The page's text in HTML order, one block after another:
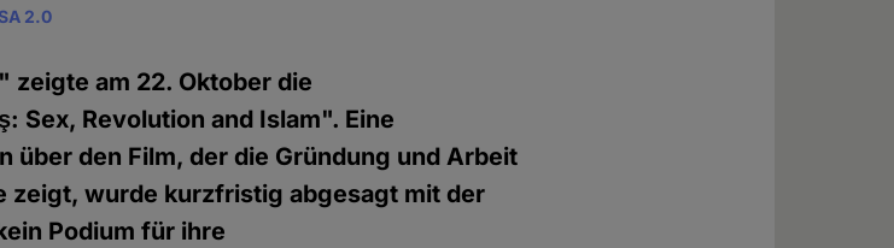
2.0
zeigte am 22. Oktober die
Sex, Revolution and Islam". Eine
über den Film, der die Gründung und Arbeit
zeigt, wurde kurzfristig abgesagt mit der
Podium für ihre